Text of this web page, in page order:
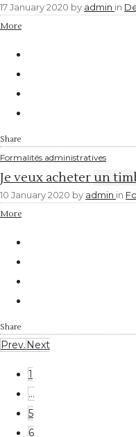
17 January 2020 by admin in
More
Share
Formalités administratives
Je veux acheter un
10 January 2020 by admin in
More
Share
Prev. Next
1
…
5
6